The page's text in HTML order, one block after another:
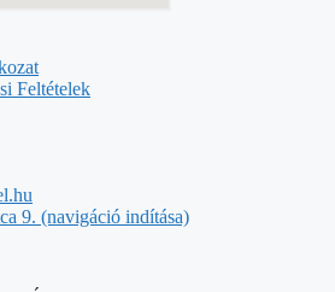
Feltételek
9. (navigáció indítása)